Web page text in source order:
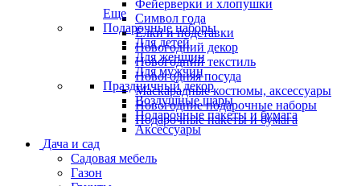
Фейерверки и хлопушки
Символ года
Ёлки и подставки
Новогодний декор
Новогодний текстиль
Новогодняя посуда
Маскарадные костюмы, аксессуары
Новогодние подарочные наборы
Подарочные пакеты и бумага
Еще
Подарочные наборы
Для детей
Для женщин
Для мужчин
Праздничный декор
Воздушные шары
Подарочные пакеты и бумага
Аксессуары
Дача и сад
Садовая мебель
Газон